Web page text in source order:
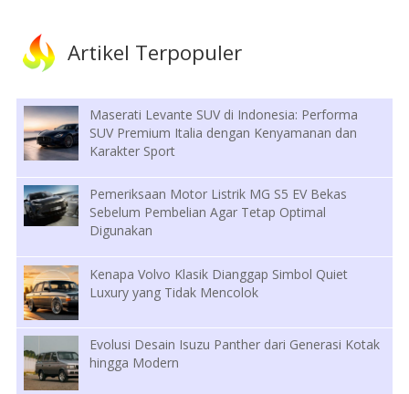
Artikel Terpopuler
Maserati Levante SUV di Indonesia: Performa
SUV Premium Italia dengan Kenyamanan dan
Karakter Sport
Pemeriksaan Motor Listrik MG S5 EV Bekas
Sebelum Pembelian Agar Tetap Optimal
Digunakan
Kenapa Volvo Klasik Dianggap Simbol Quiet
Luxury yang Tidak Mencolok
Evolusi Desain Isuzu Panther dari Generasi Kotak
hingga Modern